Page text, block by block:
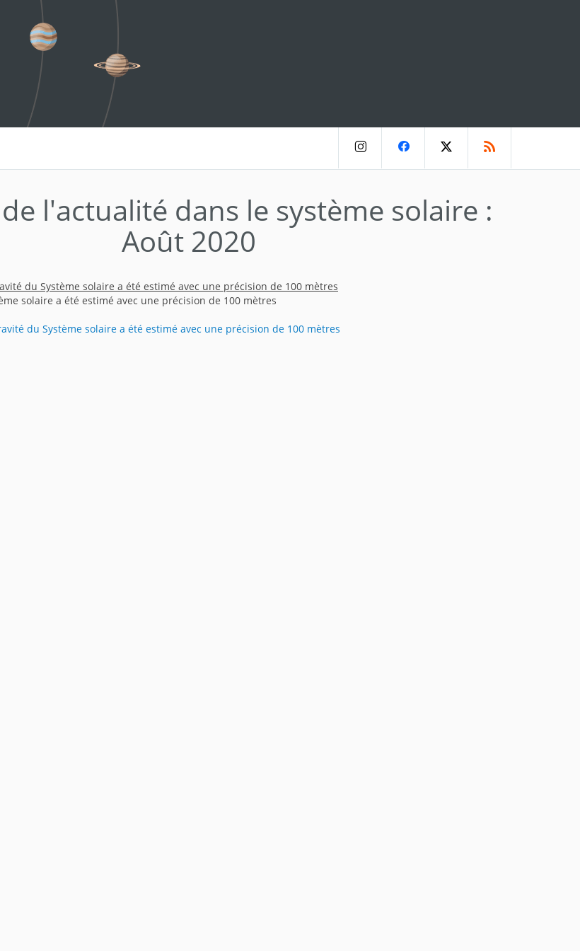
l'actualité dans le système solaire :
Août 2020
du Système solaire a été estimé avec une précision de 100 mètres
solaire a été estimé avec une précision de 100 mètres
du Système solaire a été estimé avec une précision de 100 mètres